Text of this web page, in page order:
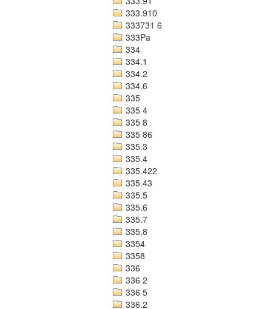
333.910
333731 6
333Pa
334
334.1
334.2
334.6
335
335 4
335 8
335 86
335.3
335.4
335.422
335.43
335.5
335.6
335.7
335.8
3354
3358
336
336 2
336 5
336.2